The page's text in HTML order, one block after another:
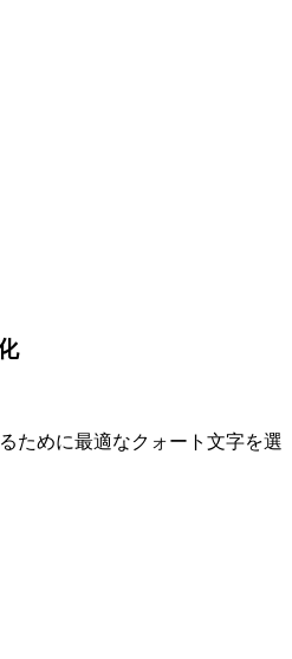
ために最適なクォート文字を選